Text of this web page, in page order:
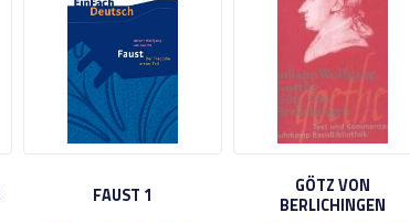
FAUST 1
GÖTZ VON
BERLICHINGEN